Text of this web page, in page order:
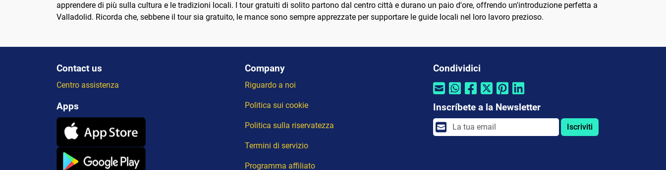
apprendere di più sulla cultura e le tradizioni locali. I tour gratuiti di solito partono dal centro città e durano un paio d'ore, offrendo un'introduzione perfetta a
Valladolid. Ricorda che, sebbene il tour sia gratuito, le mance sono sempre apprezzate per supportare le guide locali nel loro lavoro prezioso.
Contact us
Centro assistenza
Apps
Company
Riguardo a noi
Politica sui cookie
Politica sulla riservatezza
Termini di servizio
Programma affiliato
Condividici
Inscríbete a la Newsletter
Iscriviti